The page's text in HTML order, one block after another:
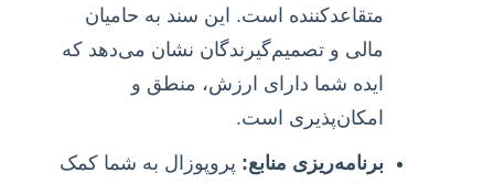
متقاعدکننده است. این سند به حامیان
مالی و تصمیم‌گیرندگان نشان می‌دهد که
ایده شما دارای ارزش، منطق و
امکان‌پذیری است.
برنامه‌ریزی منابع: پروپوزال به شما کمک